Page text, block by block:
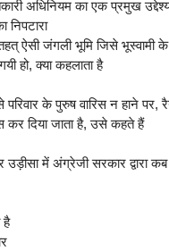
अधिनियम का एक प्रमुख
निपटारा
ऐसी जंगली भूमि जिसे भूस्वामी
हो, क्या कहलाता है
परिवार के पुरुष वारिस न हाने
कर दिया जाता है, उसे कहते हैं
उड़ीसा में अंग्रेजी सरकार द्वारा कब
है